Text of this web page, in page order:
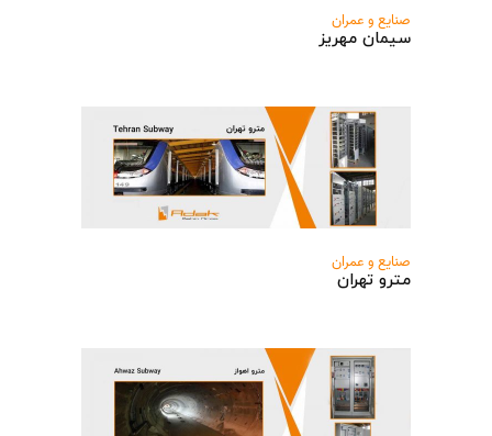
صنایع و عمران
سیمان مهریز
صنایع و عمران
مترو تهران